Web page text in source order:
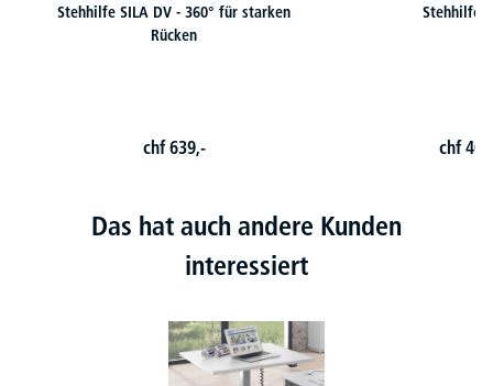
Stehhilfe SILA DV - 360° für starken
Rücken
chf 639,-
Stehhilfe
chf
Das hat auch andere Kunden
interessiert